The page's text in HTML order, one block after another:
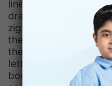
lines, children
drawing more
zigzags, and
their pencil control.
they will confidently
letters and numbers.
book, from sturdy